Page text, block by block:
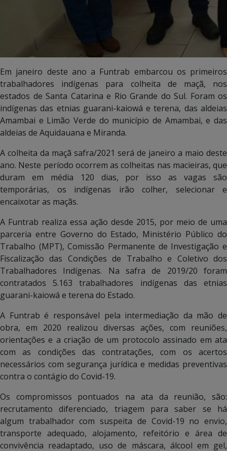
Em janeiro deste ano a Funtrab embarcou os primeiros
trabalhadores indígenas para colheita de maçã, nos
estados de Santa Catarina e Rio Grande do Sul. Foram os
indígenas das etnias guarani-kaiowá e terena, das aldeias
Amambai e Limão Verde do município de Amambai, e das
aldeias de Aquidauana e Miranda.
A colheita da maçã safra/2021 será de janeiro a maio deste
ano. Neste período ocorrem as colheitas nas macieiras, que
duram em média 120 dias, por isso as vagas são
temporárias, os indígenas irão colher, selecionar e
encaixotar as maçãs.
A Funtrab realiza essa ação desde 2015, por meio de uma
parceria entre Governo do Estado, Ministério Público do
Trabalho (MPT), Comissão Permanente de Investigação e
Fiscalização das Condições de Trabalho e Coletivo dos
Trabalhadores Indígenas. Na safra de 2019/20 foram
contratados 5.163 trabalhadores indígenas das etnias
guarani-kaiowá e terena do Estado.
A Funtrab é responsável pela intermediação da mão de
obra, em 2020 realizou diversas ações, com reuniões,
orientações e a criação de um protocolo assinado em ata
com as condições das contratações, com os acertos
necessários com segurança jurídica e medidas preventivas
contra o contágio do Covid-19.
Os compromissos pontuados na ata da reunião, são:
recrutamento diferenciado, triagem para saber se há
algum trabalhador com suspeita de Covid-19 no envio,
transporte adequado, alojamento, refeitório e área de
convivência readaptado, uso de máscara, álcool em gel,